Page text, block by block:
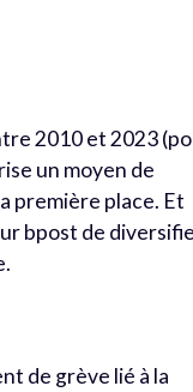
2010 et 2023
un moyen de
première place. Et
bpost de
de grève lié à la